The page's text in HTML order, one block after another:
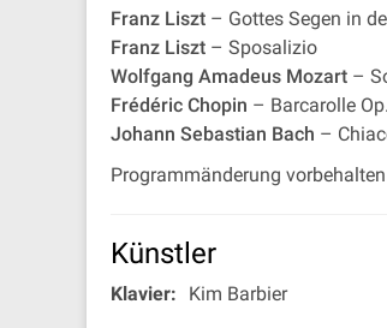
Franz Liszt – Gottes Segen in
Franz Liszt – Sposalizio
Wolfgang Amadeus Mozart –
Frédéric Chopin – Barcarolle
Johann Sebastian Bach –
Programmänderung vorbehalten
Künstler
Klavier: Kim Barbier